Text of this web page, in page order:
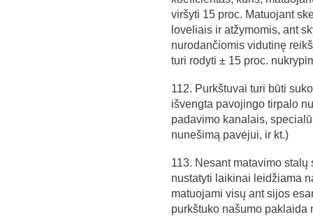
viršyti 15 proc. Matuojant
loveliais ir atžymomis, ant
nurodančiomis vidutinę
turi rodyti ± 15 proc.
112. Purkštuvai turi būti
išvengta pavojingo tirpalo
padavimo kanalais,
nunešimą pavėjui, ir kt.)
113. Nesant matavimo
nustatyti laikinai leidžiama
matuojami visų ant sijos
purkštuko našumo paklaida